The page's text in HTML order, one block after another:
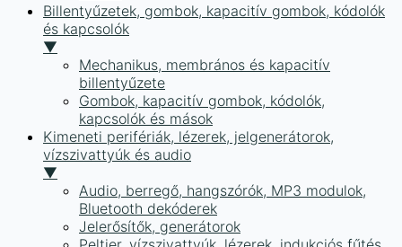
Billentyűzetek, gombok, kapacitív gombok, kódolók
és kapcsolók
▼
Mechanikus, membrános és kapacitív
billentyűzete
Gombok, kapacitív gombok, kódolók,
kapcsolók és mások
Kimeneti perifériák, lézerek, jelgenerátorok,
vízszivattyúk és audio
▼
Audio, berregő, hangszórók, MP3 modulok,
Bluetooth dekóderek
Jelerősítők, generátorok